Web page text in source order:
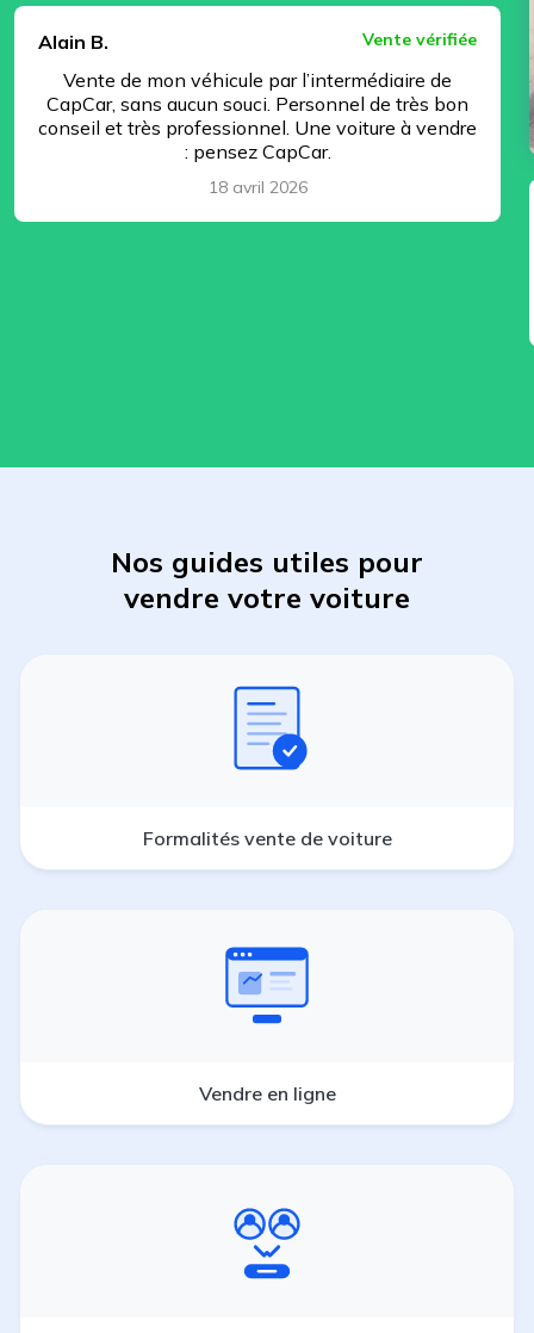
Alain B. Vente vérifiée
Vente de mon véhicule par l’intermédiaire de
CapCar, sans aucun souci. Personnel de très bon
conseil et très professionnel. Une voiture à vendre
: pensez CapCar.
18 avril 2026
Nos guides utiles pour
vendre votre voiture
Formalités vente de voiture
Vendre en ligne